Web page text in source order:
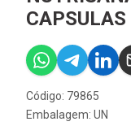
CAPSULAS
Código: 79865
Embalagem: UN